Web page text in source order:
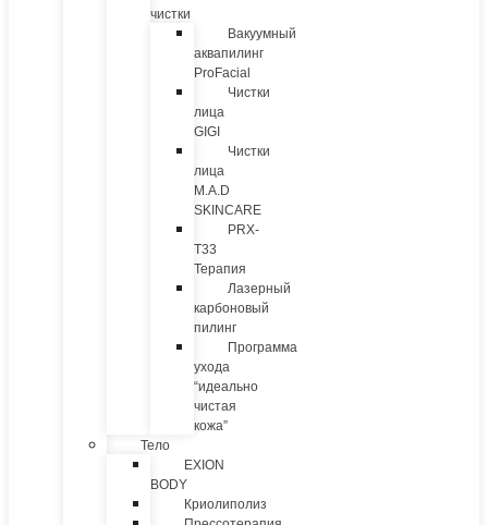
чистки
Вакуумный
аквапилинг
ProFacial
Чистки
лица
GIGI
Чистки
лица
M.A.D
SKINCARE
PRX-
T33
Терапия
Лазерный
карбоновый
пилинг
Программа
ухода
“идеально
чистая
кожа”
Тело
EXION
BODY
Криолиполиз